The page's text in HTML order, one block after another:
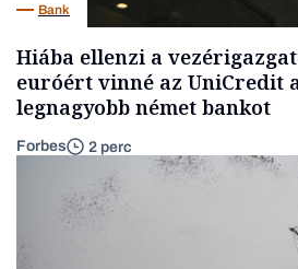
Bank
Hiába ellenzi a
euróért vinné az UniCredit
legnagyobb német bankot
Forbes 2 perc